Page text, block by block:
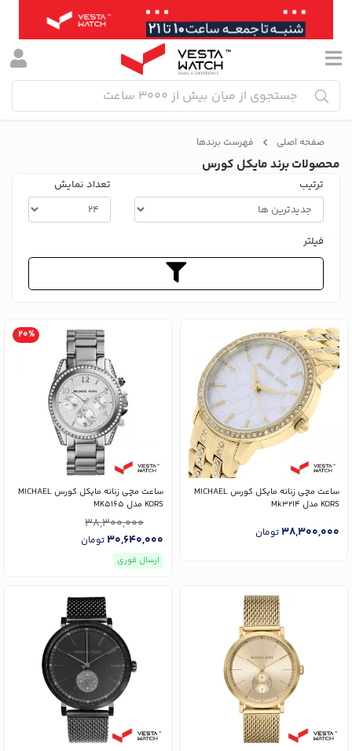
صفحه اصلی فهرست برندها
محصولات برند مایکل کورس
ترتیب تعداد نمایش
فیلتر
ساعت مچی زنانه مایکل کورس MICHAEL
KORS مدل Mk3214
38,300,000تومان
ساعت مچی زنانه مایکل کورس MICHAEL
KORS مدل MK5165
20%
38,300,000
30,640,000تومان
ارسال فوری